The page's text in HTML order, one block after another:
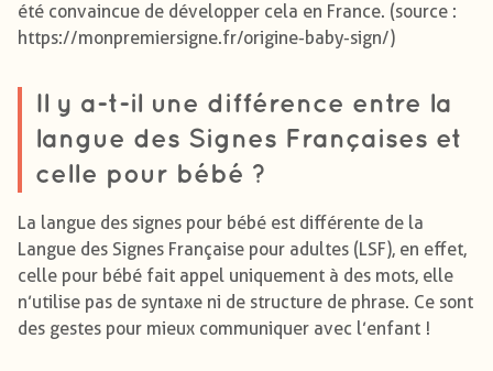
été convaincue de développer cela en France. (source :
https://monpremiersigne.fr/origine-baby-sign/)
Il y a-t-il une différence entre la
langue des Signes Françaises et
celle pour bébé ?
La langue des signes pour bébé est différente de la
Langue des Signes Française pour adultes (LSF), en effet,
celle pour bébé fait appel uniquement à des mots, elle
n’utilise pas de syntaxe ni de structure de phrase. Ce sont
des gestes pour mieux communiquer avec l’enfant !